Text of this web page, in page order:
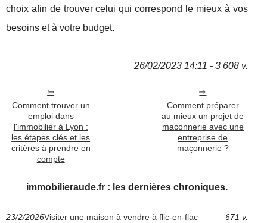
choix afin de trouver celui qui correspond le mieux à vos
besoins et à votre budget.
26/02/2023 14:11 - 3 608 v.
Comment trouver un
emploi dans
l'immobilier à Lyon :
les étapes clés et les
critères à prendre en
compte
Comment préparer
au mieux un projet de
maconnerie avec une
entreprise de
maçonnerie ?
immobilieraude.fr : les dernières chroniques.
23/2/2026Visiter une maison à vendre à flic-en-flac 671 v.